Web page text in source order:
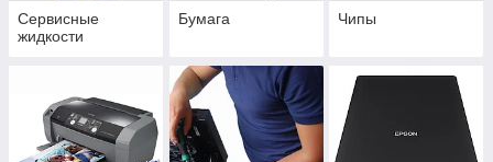
Сервисные
жидкости
Бумага Чипы